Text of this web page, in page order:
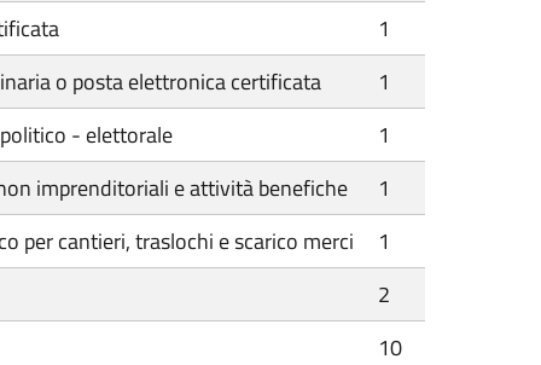
1
o posta elettronica certificata
1
- elettorale
1
imprenditoriali e attività benefiche
1
per cantieri, traslochi e scarico merci
1
2
10